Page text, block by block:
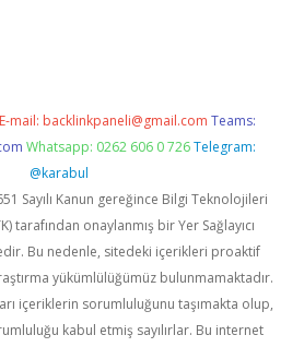
E-mail: backlinkpaneli@gmail.com Teams:
Whatsapp: 0262 606 0 726 Telegram:
@karabul
Sayılı Kanun gereğince Bilgi Teknolojileri
tarafından onaylanmış bir Yer Sağlayıcı
Bu nedenle, sitedeki içerikleri proaktif
yükümlülüğümüz bulunmamaktadır.
içeriklerin sorumluluğunu taşımakta olup,
kabul etmiş sayılırlar. Bu internet